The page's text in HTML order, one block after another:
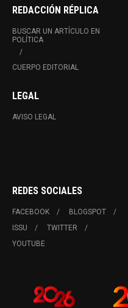
REDACCIÓN RÉPLICA
BUSCAR UN ARTÍCULO EN
POLÍTICA
CUERPO EDITORIAL
LEGAL
AVISO LEGAL
REDES SOCIALES
FACEBOOK
BLOGSPOT
ISSU
TWITTER
YOUTUBE